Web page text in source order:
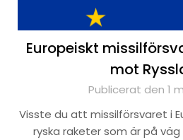
Europeiskt
mot
Publicerat den 1
Visste du att missilförsvaret i
ryska raketer som är på